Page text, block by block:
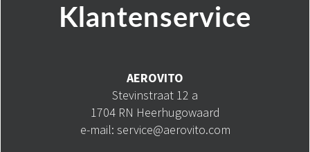
Klantenservice
AEROVITO
Stevinstraat 12 a
1704 RN Heerhugowaard
e-mail: service@aerovito.com